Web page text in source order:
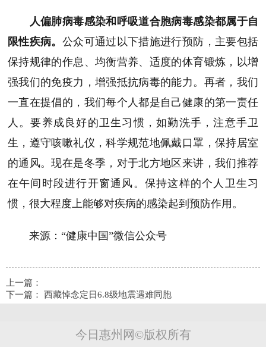
人偏肺病毒感染和呼吸道合胞病毒感染都属于自
限性疾病。 公众可通过以下措施进行预防，主要包括
保持规律的作息、均衡营养、适度的体育锻炼，以增
强我们的免疫力，增强抵抗病毒的能力。再者，我们
一直在提倡的，我们每个人都是自己健康的第一责任
人。要养成良好的卫生习惯，如勤洗手，注意手卫
生，遵守咳嗽礼仪，科学规范地佩戴口罩，保持居室
的通风。现在是冬季，对于北方地区来讲，我们推荐
在午间时段进行开窗通风。保持这样的个人卫生习
惯，很大程度上能够对疾病的感染起到预防作用。
来源：“健康中国”微信公众号
上一篇：
下一篇： 西藏悼念定日6.8级地震遇难同胞
今日惠州网©版权所有